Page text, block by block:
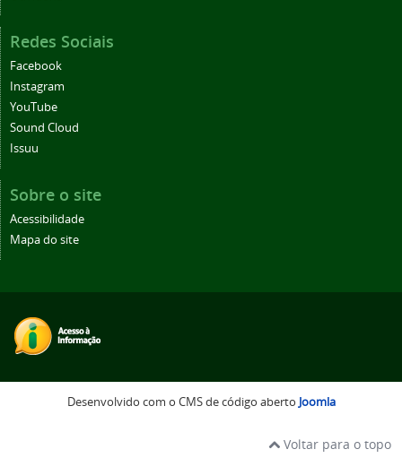
Redes Sociais
Facebook
Instagram
YouTube
Sound Cloud
Issuu
Sobre o site
Acessibilidade
Mapa do site
Desenvolvido com o CMS de código aberto Joomla
Voltar para o topo